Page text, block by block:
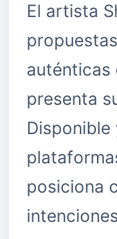
El artista
auténticas
presenta
Disponible
posiciona